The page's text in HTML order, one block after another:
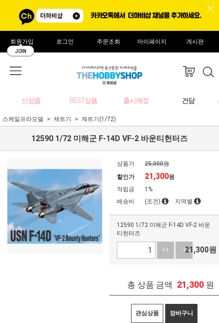
회원가입
JOIN
로그인 주문조회 마이페이지 게시판
신상품 BEST상품 출시예정 건담
스케일프라모델 제트기 제트기(1/72)
12590 1/72 미해군 F-14D VF-2 바운티헌터즈
상품가
25,000원
할인가
21,300원
적립금
1%
배송비
(조건) 지역별
12590 1/72 미해군 F-14D VF-2 바운
티헌터즈
+1 -121,300원
총 상품 금액 21,300 원
관심상품 장바구니